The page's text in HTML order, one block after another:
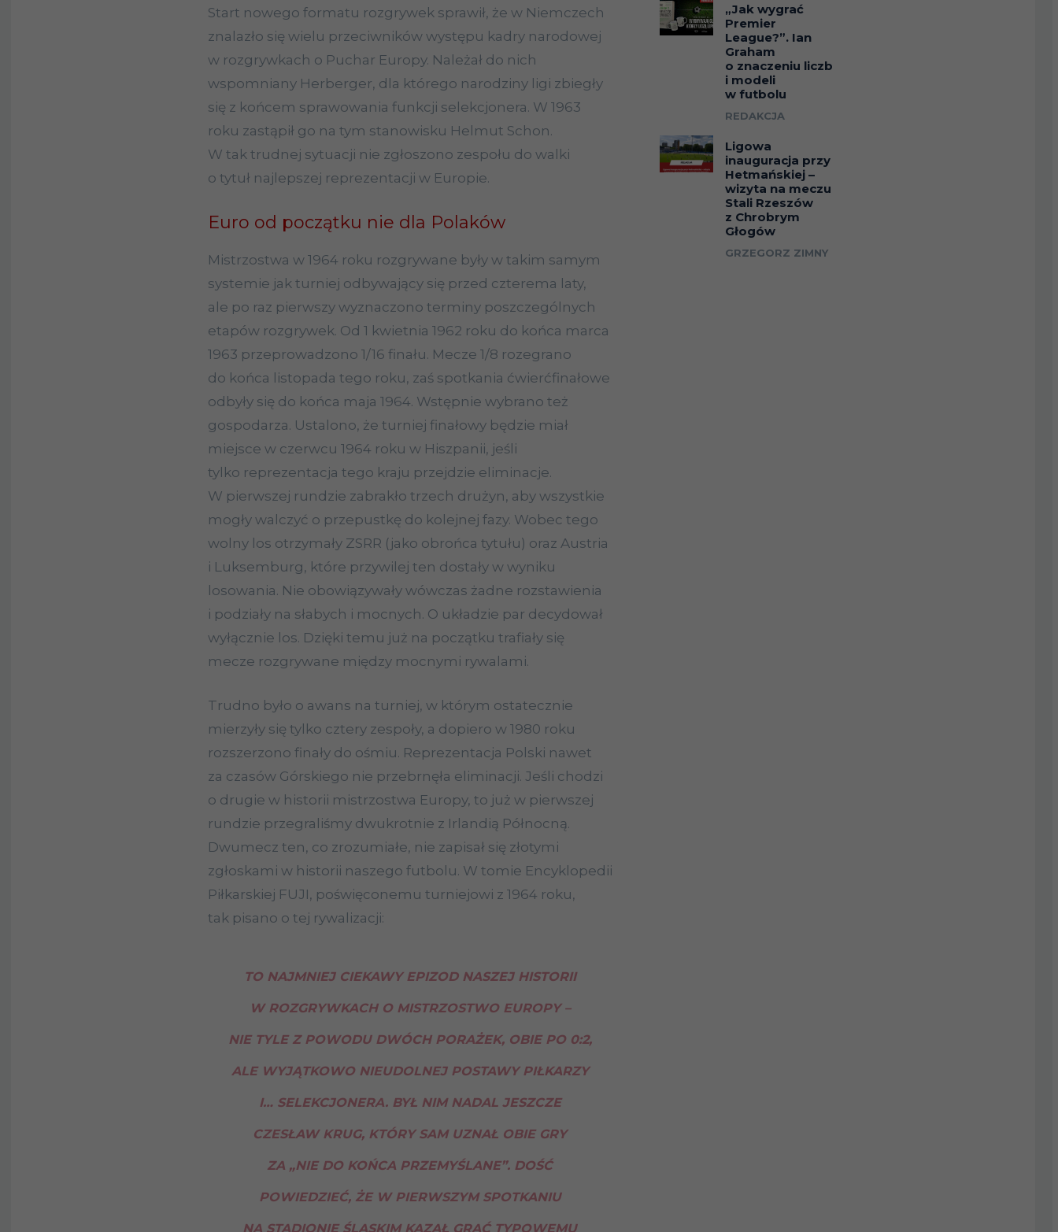
Start nowego formatu rozgrywek sprawił, że w Niemczech
znalazło się wielu przeciwników występu kadry narodowej
w rozgrywkach o Puchar Europy. Należał do nich
wspomniany Herberger, dla którego narodziny ligi zbiegły
się z końcem sprawowania funkcji selekcjonera. W 1963
roku zastąpił go na tym stanowisku Helmut Schon.
W tak trudnej sytuacji nie zgłoszono zespołu do walki
o tytuł najlepszej reprezentacji w Europie.
Euro od początku nie dla Polaków
Mistrzostwa w 1964 roku rozgrywane były w takim samym
systemie jak turniej odbywający się przed czterema laty,
ale po raz pierwszy wyznaczono terminy poszczególnych
etapów rozgrywek. Od 1 kwietnia 1962 roku do końca marca
1963 przeprowadzono 1/16 finału. Mecze 1/8 rozegrano
do końca listopada tego roku, zaś spotkania ćwierćfinałowe
odbyły się do końca maja 1964. Wstępnie wybrano też
gospodarza. Ustalono, że turniej finałowy będzie miał
miejsce w czerwcu 1964 roku w Hiszpanii, jeśli
tylko reprezentacja tego kraju przejdzie eliminacje.
W pierwszej rundzie zabrakło trzech drużyn, aby wszystkie
mogły walczyć o przepustkę do kolejnej fazy. Wobec tego
wolny los otrzymały ZSRR (jako obrońca tytułu) oraz Austria
i Luksemburg, które przywilej ten dostały w wyniku
losowania. Nie obowiązywały wówczas żadne rozstawienia
i podziały na słabych i mocnych. O układzie par decydował
wyłącznie los. Dzięki temu już na początku trafiały się
mecze rozgrywane między mocnymi rywalami.
Trudno było o awans na turniej, w którym ostatecznie
mierzyły się tylko cztery zespoły, a dopiero w 1980 roku
rozszerzono finały do ośmiu. Reprezentacja Polski nawet
za czasów Górskiego nie przebrnęła eliminacji. Jeśli chodzi
o drugie w historii mistrzostwa Europy, to już w pierwszej
rundzie przegraliśmy dwukrotnie z Irlandią Północną.
Dwumecz ten, co zrozumiałe, nie zapisał się złotymi
zgłoskami w historii naszego futbolu. W tomie Encyklopedii
Piłkarskiej FUJI, poświęconemu turniejowi z 1964 roku,
tak pisano o tej rywalizacji:
TO NAJMNIEJ CIEKAWY EPIZOD NASZEJ HISTORII
W ROZGRYWKACH O MISTRZOSTWO EUROPY –
NIE TYLE Z POWODU DWÓCH PORAŻEK, OBIE PO 0:2,
ALE WYJĄTKOWO NIEUDOLNEJ POSTAWY PIŁKARZY
I… SELEKCJONERA. BYŁ NIM NADAL JESZCZE
CZESŁAW KRUG, KTÓRY SAM UZNAŁ OBIE GRY
ZA „NIE DO KOŃCA PRZEMYŚLANE”. DOŚĆ
POWIEDZIEĆ, ŻE W PIERWSZYM SPOTKANIU
NA STADIONIE ŚLĄSKIM KAZAŁ GRAĆ TYPOWEMU
„Jak wygrać
Premier
League?”. Ian
Graham
o znaczeniu liczb
i modeli
w futbolu
REDAKCJA
Ligowa
inauguracja przy
Hetmańskiej –
wizyta na meczu
Stali Rzeszów
z Chrobrym
Głogów
GRZEGORZ ZIMNY